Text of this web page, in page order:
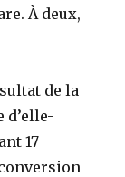
À deux,
de la
d’elle-
17